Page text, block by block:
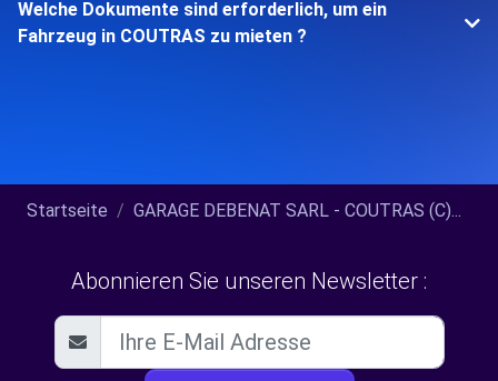
Welche Dokumente sind erforderlich, um ein
Fahrzeug in COUTRAS zu mieten ?
Startseite GARAGE DEBENAT SARL - COUTRAS (C)...
Abonnieren Sie unseren Newsletter :